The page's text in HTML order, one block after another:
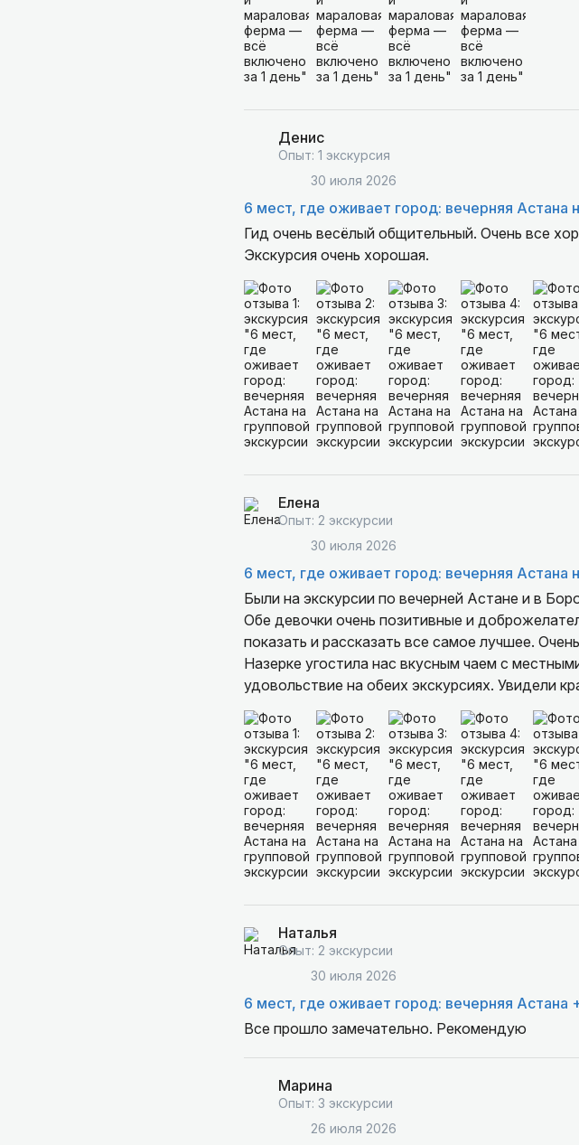
Денис
Опыт: 1 экскурсия
30 июля 2026
6 мест, где оживает город: вечерняя Астана
Гид очень весёлый общительный. Очень все
Экскурсия очень хорошая.
Елена
Опыт: 2 экскурсии
30 июля 2026
6 мест, где оживает город: вечерняя Астана
Были на экскурсии по вечерней Астане и в
Обе девочки очень позитивные и
показать и рассказать все самое лучшее.
Назерке угостила нас вкусным чаем с
удовольствие на обеих экскурсиях. Увидели
спасибо!
Наталья
Опыт: 2 экскурсии
30 июля 2026
6 мест, где оживает город: вечерняя Астана
Все прошло замечательно. Рекомендую
Марина
Опыт: 3 экскурсии
26 июля 2026